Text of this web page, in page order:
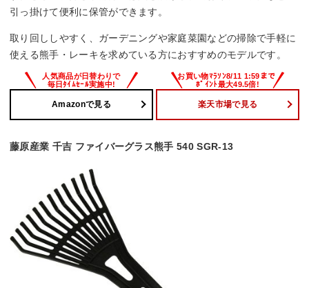
引っ掛けて便利に保管ができます。
取り回ししやすく、ガーデニングや家庭菜園などの掃除で手軽に
使える熊手・レーキを求めている方におすすめのモデルです。
Amazonで見る 楽天市場で見る
藤原産業 千吉 ファイバーグラス熊手 540 SGR-13